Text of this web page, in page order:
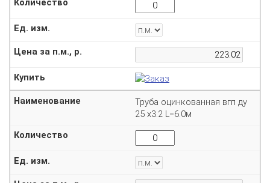
Труба оцинкованная вгп ду
25 х3.2 L=6.0м